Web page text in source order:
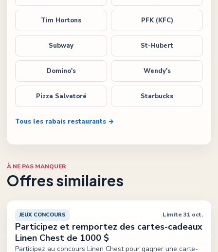
Tim Hortons PFK (KFC)
Subway St-Hubert
Domino's Wendy's
Pizza Salvatoré Starbucks
Tous les rabais restaurants →
À NE PAS MANQUER
Offres similaires
JEUX CONCOURS Limite 31 oct.
Participez et remportez des cartes-cadeaux
Linen Chest de 1000 $
Participez au concours Linen Chest pour gagner une carte-